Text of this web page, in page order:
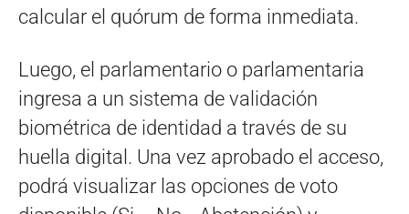
calcular el quórum de forma inmediata.
Luego, el parlamentario o parlamentaria
ingresa a un sistema de validación
biométrica de identidad a través de su
huella digital. Una vez aprobado el acceso,
podrá visualizar las opciones de voto